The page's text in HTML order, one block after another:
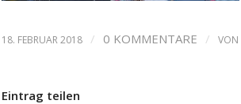
18. FEBRUAR 2018 / 0 KOMMENTARE / VON
Eintrag teilen